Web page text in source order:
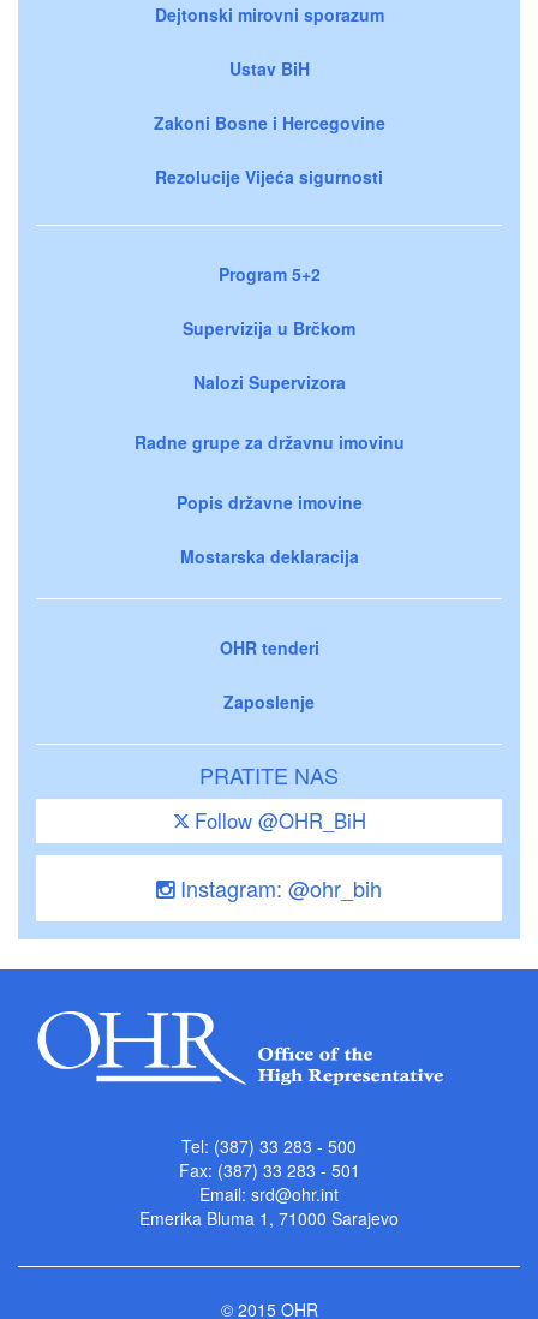
Dejtonski mirovni sporazum
Ustav BiH
Zakoni Bosne i Hercegovine
Rezolucije Vijeća sigurnosti
Program 5+2
Supervizija u Brčkom
Nalozi Supervizora
Radne grupe za državnu imovinu
Popis državne imovine
Mostarska deklaracija
OHR tenderi
Zaposlenje
PRATITE NAS
Follow @OHR_BiH
Instagram: @ohr_bih
Tel: (387) 33 283 - 500
Fax: (387) 33 283 - 501
Email: srd@ohr.int
Emerika Bluma 1, 71000 Sarajevo
© 2015 OHR